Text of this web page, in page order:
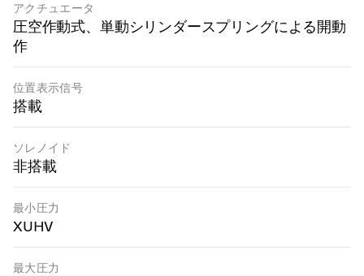
アクチュエータ
圧空作動式、単動シリンダースプリングによる開動
作
位置表示信号
搭載
ソレノイド
非搭載
最小圧力
XUHV
最大圧力